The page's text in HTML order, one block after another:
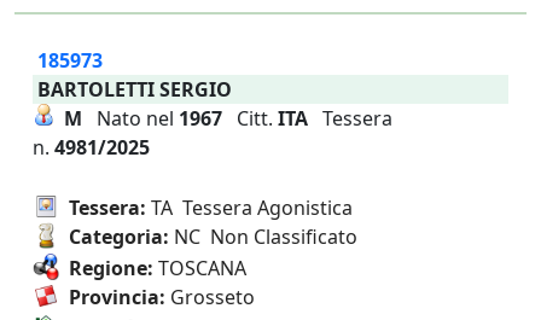
185973
BARTOLETTI SERGIO
M Nato nel 1967 Citt. ITA Tessera
n. 4981/2025
Tessera: TA Tessera Agonistica
Categoria: NC Non Classificato
Regione: TOSCANA
Provincia: Grosseto